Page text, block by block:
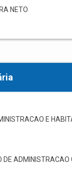
NETO
E
ADMINISTRACAO